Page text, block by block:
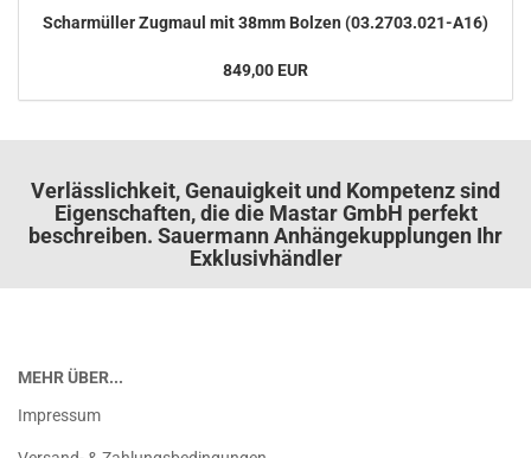
Schar­mül­ler Zug­maul mit 38mm Bol­zen (03.2703.021-​A16)
849,00 EUR
Verlässlichkeit, Genauigkeit und Kompetenz sind
Eigenschaften, die die Mastar GmbH perfekt
beschreiben. Sauermann Anhängekupplungen Ihr
Exklusivhändler
MEHR ÜBER...
Impressum